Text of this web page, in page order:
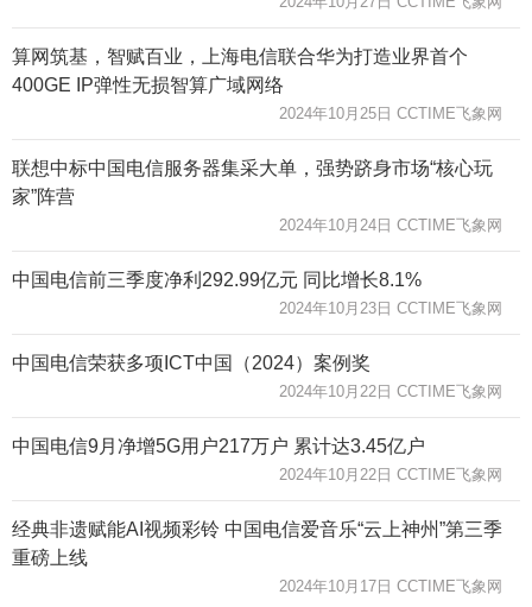
算网筑基，智赋百业，上海电信联合华为打造业界首个
400GE IP弹性无损智算广域网络
2024年10月25日 CCTIME飞象网
联想中标中国电信服务器集采大单，强势跻身市场“核心玩
家”阵营
2024年10月24日 CCTIME飞象网
中国电信前三季度净利292.99亿元 同比增长8.1%
2024年10月23日 CCTIME飞象网
中国电信荣获多项ICT中国（2024）案例奖
2024年10月22日 CCTIME飞象网
中国电信9月净增5G用户217万户 累计达3.45亿户
2024年10月22日 CCTIME飞象网
经典非遗赋能AI视频彩铃 中国电信爱音乐“云上神州”第三季
重磅上线
2024年10月17日 CCTIME飞象网